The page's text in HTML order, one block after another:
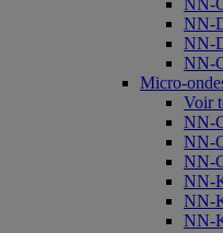
NN-
NN-
NN-
NN-
Micro-
Voir
NN-
NN-
NN-
NN-
NN-
NN-